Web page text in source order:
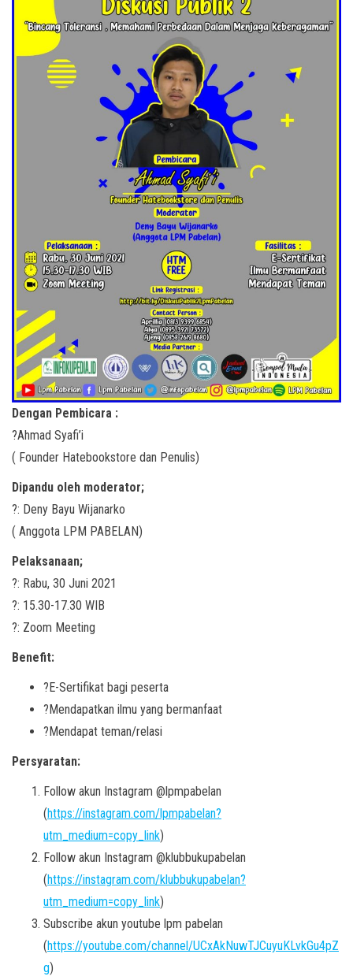
Dengan Pembicara :
?Ahmad Syafi’i
( Founder Hatebookstore dan Penulis)
Dipandu oleh moderator;
?: Deny Bayu Wijanarko
( Anggota LPM PABELAN)
Pelaksanaan;
?: Rabu, 30 Juni 2021
?: 15.30-17.30 WIB
?️: Zoom Meeting
Benefit:
?E-Sertifikat bagi peserta
?Mendapatkan ilmu yang bermanfaat
?Mendapat teman/relasi
Persyaratan:
Follow akun Instagram @lpmpabelan
(https://instagram.com/lpmpabelan?
utm_medium=copy_link)
Follow akun Instagram @klubbukupabelan
(https://instagram.com/klubbukupabelan?
utm_medium=copy_link)
Subscribe akun youtube lpm pabelan
(https://youtube.com/channel/UCxAkNuwTJCuyuKLvkGu4pZ
g)